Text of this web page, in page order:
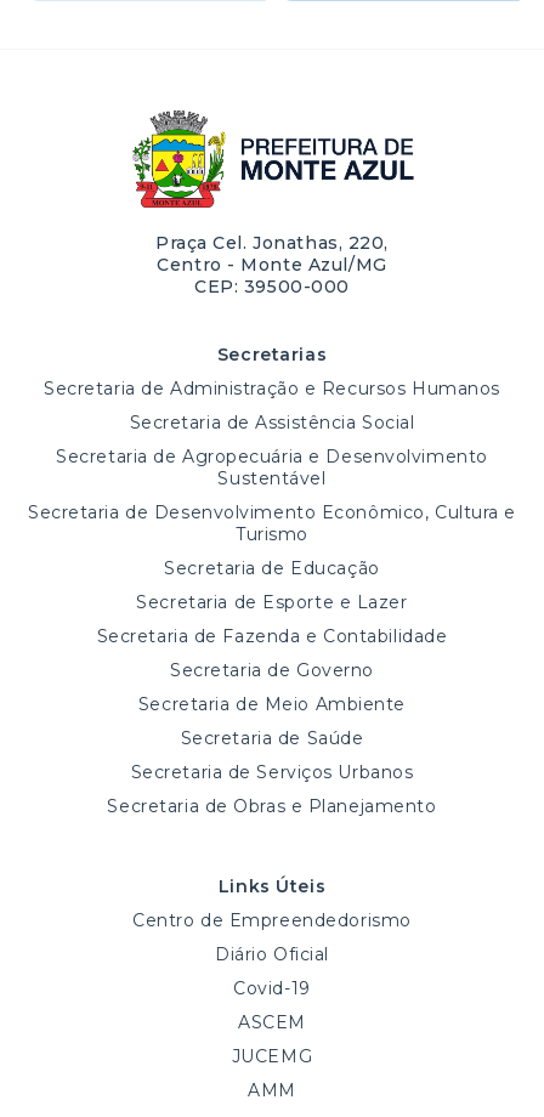
Praça Cel. Jonathas, 220,
Centro - Monte Azul/MG
CEP: 39500-000
Secretarias
Secretaria de Administração e Recursos Humanos
Secretaria de Assistência Social
Secretaria de Agropecuária e Desenvolvimento
Sustentável
Secretaria de Desenvolvimento Econômico, Cultura e
Turismo
Secretaria de Educação
Secretaria de Esporte e Lazer
Secretaria de Fazenda e Contabilidade
Secretaria de Governo
Secretaria de Meio Ambiente
Secretaria de Saúde
Secretaria de Serviços Urbanos
Secretaria de Obras e Planejamento
Links Úteis
Centro de Empreendedorismo
Diário Oficial
Covid-19
ASCEM
JUCEMG
AMM